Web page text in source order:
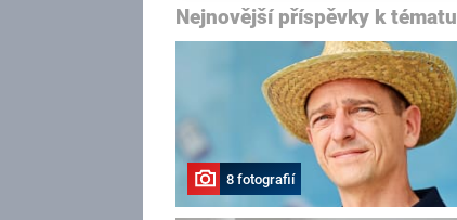
Nejnovější příspěvky k tématu
8 fotografií